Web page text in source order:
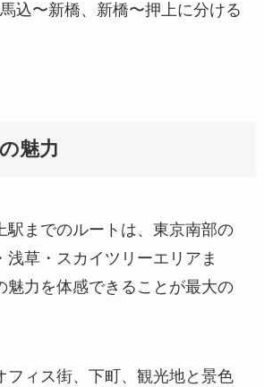
込〜新橋、新橋〜押上に分ける
魅力
駅までのルートは、東京南部の
浅草・スカイツリーエリアま
魅力を体感できることが最大の
フィス街、下町、観光地と景色